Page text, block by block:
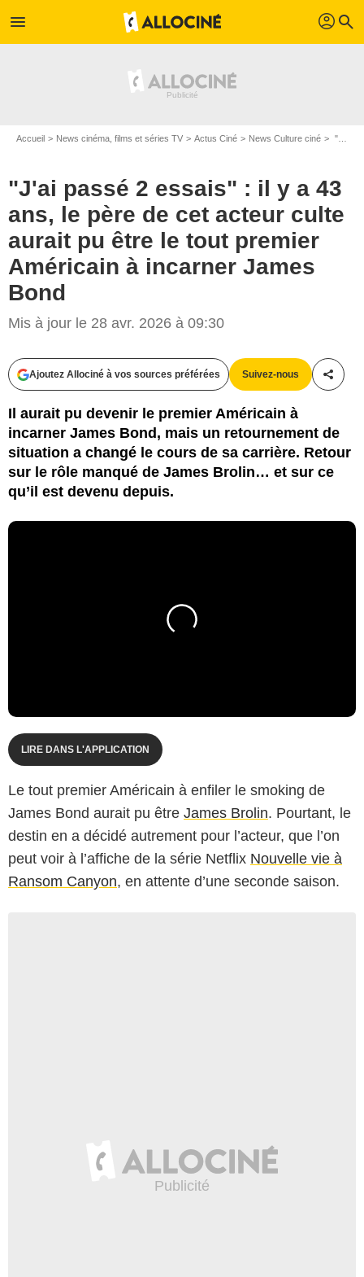
menu profil search
Accueil News cinéma, films et séries TV Actus Ciné News Culture ciné "J'ai passé 2 essais" : il y a 43 ans, le père de cet acteur culte aurait pu être le tout premier Américain à incarner James Bond
"J'ai passé 2 essais" : il y a 43
ans, le père de cet acteur culte
aurait pu être le tout premier
Américain à incarner James
Bond
Mis à jour le 28 avr. 2026 à 09:30
Ajoutez Allociné à vos sources préférées Suivez-nous
Il aurait pu devenir le premier Américain à
incarner James Bond, mais un retournement de
situation a changé le cours de sa carrière. Retour
sur le rôle manqué de James Brolin… et sur ce
qu’il est devenu depuis.
LIRE DANS L'APPLICATION
Le tout premier Américain à enfiler le smoking de
James Bond aurait pu être James Brolin. Pourtant, le
destin en a décidé autrement pour l’acteur, que l’on
peut voir à l’affiche de la série Netflix Nouvelle vie à
Ransom Canyon, en attente d’une seconde saison.